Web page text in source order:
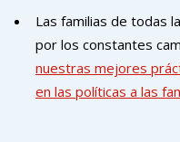
Las familias de todas
por los constantes
nuestras mejores
en las políticas a las